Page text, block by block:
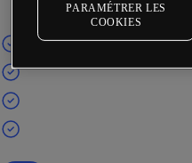
PARAMÉTRER LES
COOKIES